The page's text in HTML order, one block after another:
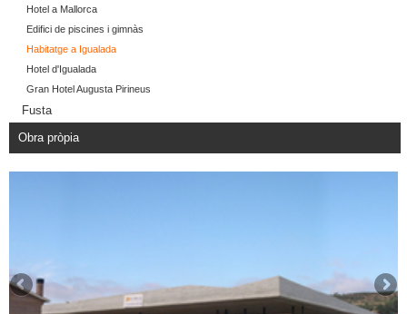
Hotel a Mallorca
Edifici de piscines i gimnàs
Habitatge a Igualada
Hotel d'Igualada
Gran Hotel Augusta Pirineus
Fusta
Obra pròpia